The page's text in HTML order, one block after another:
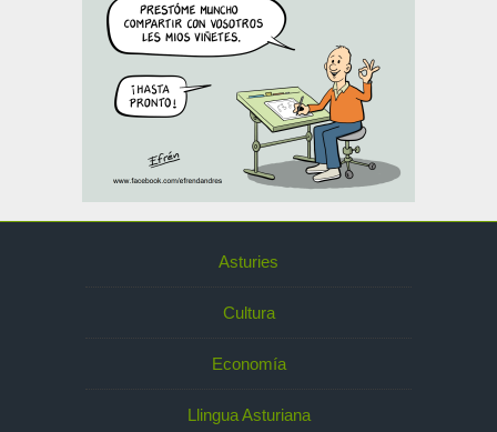
Asturies
Cultura
Economía
Llingua Asturiana